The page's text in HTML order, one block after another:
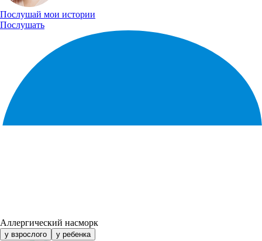
Послушай мои истории
Послушать
Аллергический насморк
у взрослого у ребенка